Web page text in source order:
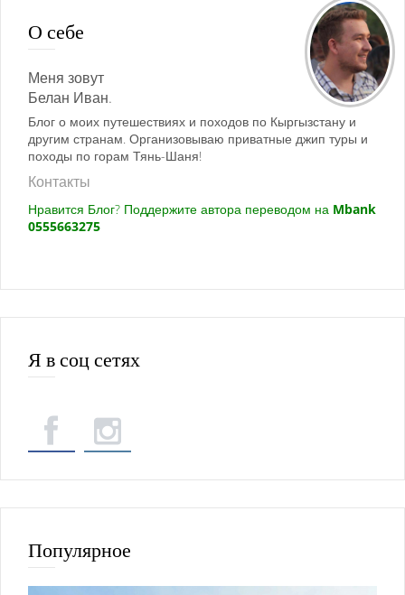
О себе
Меня зовут
Белан Иван.
Блог о моих путешествиях и походов по Кыргызстану и
другим странам. Организовываю приватные джип туры и
походы по горам Тянь-Шаня!
Контакты
Нравится Блог? Поддержите автора переводом на Mbank
0555663275
Я в соц сетях
Популярное